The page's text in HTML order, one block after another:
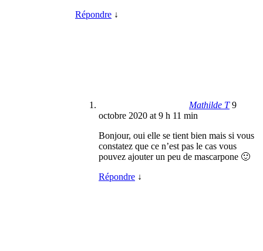
Répondre ↓
Mathilde T 9
octobre 2020 at 9 h 11 min
Bonjour, oui elle se tient bien mais si vous
constatez que ce n’est pas le cas vous
pouvez ajouter un peu de mascarpone 🙂
Répondre ↓